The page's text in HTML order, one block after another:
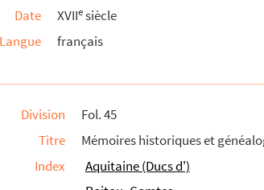
de Languedoc »
dans Aix, depuis le dimanche 26 avril...
de Fombeton (1675-1756), conseiller au p...
du Roy et commandant le briganti...
de ce monastère des relig...
d'Aix
Date
XVIIesiècle
Langue
français
Division
Fol. 45
Titre
Mémoires historiques et
Index
Aquitaine (Ducs d')